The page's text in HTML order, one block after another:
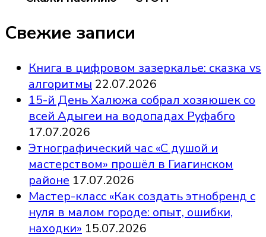
Свежие записи
Книга в цифровом зазеркалье: сказка vs
алгоритмы 22.07.2026
15-й День Халюжа собрал хозяюшек со
всей Адыгеи на водопадах Руфабго
17.07.2026
Этнографический час «С душой и
мастерством» прошёл в Гиагинском
районе 17.07.2026
Мастер-класс «Как создать этнобренд с
нуля в малом городе: опыт, ошибки,
находки» 15.07.2026